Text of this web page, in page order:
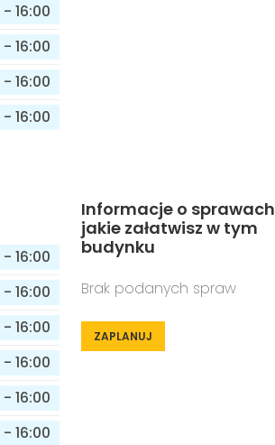
- 16:00
- 16:00
- 16:00
- 16:00
- 16:00
- 16:00
- 16:00
- 16:00
- 16:00
- 16:00
Informacje o sprawach
jakie załatwisz w tym
budynku
Brak podanych spraw
ZAPLANUJ